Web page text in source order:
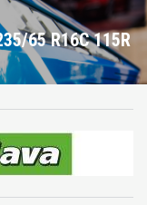
65 R16C 115R